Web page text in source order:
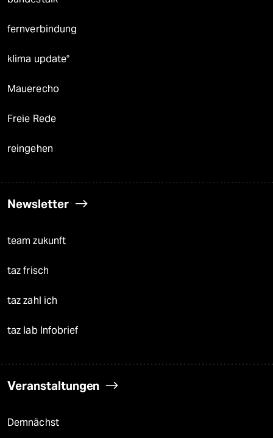
fernverbindung
klima update°
Mauerecho
Freie Rede
reingehen
Newsletter
team zukunft
taz frisch
taz zahl ich
taz lab Infobrief
Veranstaltungen
Demnächst